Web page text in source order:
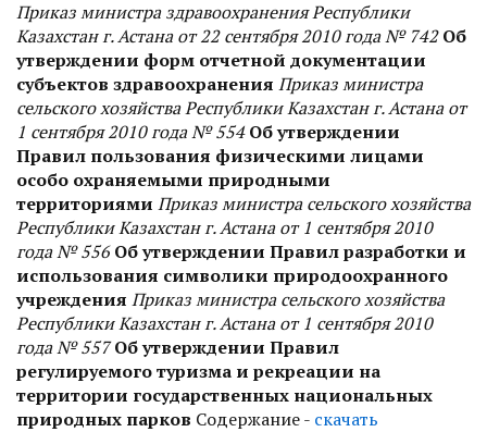
Приказ министра здравоохранения Республики
Казахстан г. Астана от 22 сентября 2010 года № 742 Об
утверждении форм отчетной документации
субъектов здравоохранения Приказ министра
сельского хозяйства Республики Казахстан г. Астана от
1 сентября 2010 года № 554 Об утверждении
Правил пользования физическими лицами
особо охраняемыми природными
территориями Приказ министра сельского хозяйства
Республики Казахстан г. Астана от 1 сентября 2010
года № 556 Об утверждении Правил разработки и
использования символики природоохранного
учреждения Приказ министра сельского хозяйства
Республики Казахстан г. Астана от 1 сентября 2010
года № 557 Об утверждении Правил
регулируемого туризма и рекреации на
территории государственных национальных
природных парков Содержание - скачать